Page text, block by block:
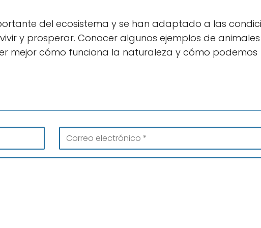
del ecosistema y se han adaptado a las
y prosperar. Conocer algunos ejemplos de animales
mejor cómo funciona la naturaleza y cómo podemos